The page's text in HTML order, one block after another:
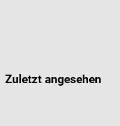
Zuletzt angesehen